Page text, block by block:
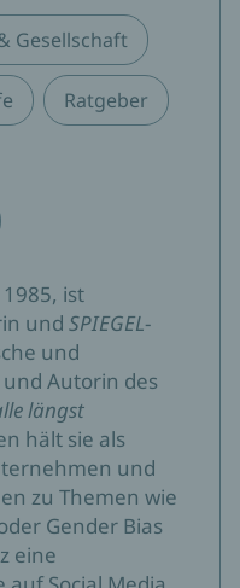
Gesellschaft
Ratgeber
ist
und SPIEGEL-
und
Autorin des
längst
hält sie als
und
zu Themen wie
Gender Bias
eine